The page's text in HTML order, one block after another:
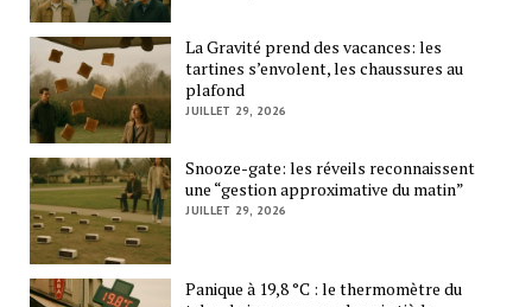
La Gravité prend des vacances: les
tartines s’envolent, les chaussures au
plafond
JUILLET 29, 2026
Snooze-gate: les réveils reconnaissent
une “gestion approximative du matin”
JUILLET 29, 2026
Panique à 19,8 °C : le thermomètre du